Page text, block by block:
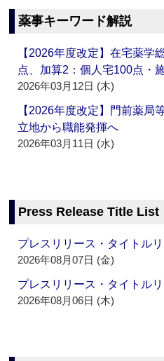
薬事キーワード解説
【2026年度改定】在宅薬学
点、加算2：個人宅100点・
2026年03月12日 (木)
【2026年度改定】門前薬局
立地から職能発揮へ
2026年03月11日 (水)
Press Release Title List
プレスリリース・タイトル
2026年08月07日 (金)
プレスリリース・タイトル
2026年08月06日 (木)